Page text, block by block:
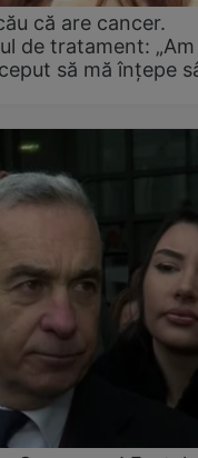
că are cancer.
de tratament:
să mă înțepe